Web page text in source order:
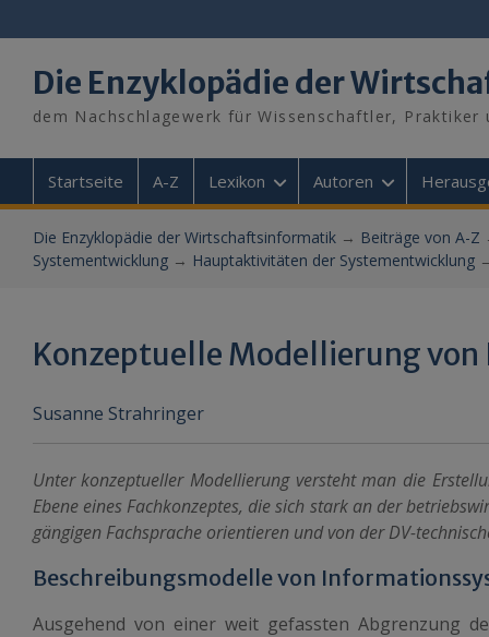
to
Die Enzyklopädie der
dem Nachschlagewerk für Wissenschaftler, Praktiker
Startseite A-Z Lexikon Autoren
Die Enzyklopädie der Wirtschaftsinformatik→ Beiträge von A-Z
Systementwicklung→ Hauptaktivitäten der Systementwicklung
Konzeptuelle Modellierung von
Susanne Strahringer
Unter konzeptueller Modellierung versteht man die
Ebene eines Fachkonzeptes, die sich stark an der
gängigen Fachsprache orientieren und von der DV-
Beschreibungsmodelle von
Ausgehend von einer weit gefassten Abgrenzung